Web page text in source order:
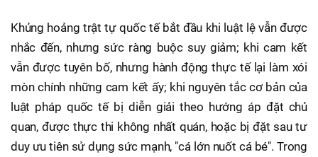
Khủng hoảng trật tự quốc tế bắt đầu khi luật lệ vẫn được
nhắc đến, nhưng sức ràng buộc suy giảm; khi cam kết
vẫn được tuyên bố, nhưng hành động thực tế lại làm xói
mòn chính những cam kết ấy; khi nguyên tắc cơ bản của
luật pháp quốc tế bị diễn giải theo hướng áp đặt chủ
quan, được thực thi không nhất quán, hoặc bị đặt sau tư
duy ưu tiên sử dụng sức mạnh, "cá lớn nuốt cá bé". Trong